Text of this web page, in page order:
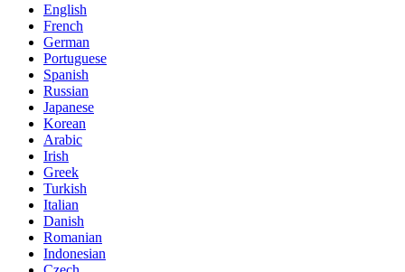
English
French
German
Portuguese
Spanish
Russian
Japanese
Korean
Arabic
Irish
Greek
Turkish
Italian
Danish
Romanian
Indonesian